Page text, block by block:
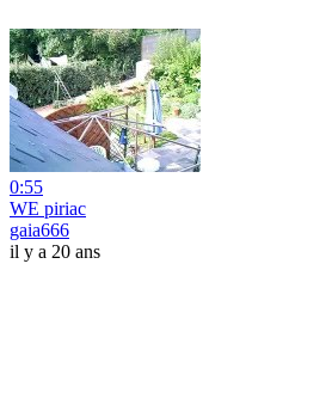
0:55
WE piriac
gaia666
il y a 20 ans